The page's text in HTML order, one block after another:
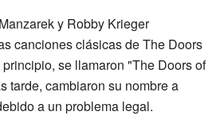
y Robby Krieger
canciones clásicas de The Doors
se llamaron "The Doors of
tarde, cambiaron su nombre a
a un problema legal.